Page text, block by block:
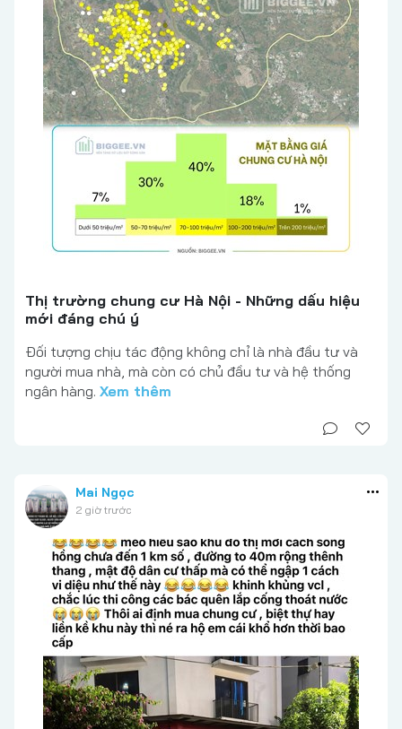
Thị trường chung cư Hà Nội - Những dấu hiệu
mới đáng chú ý
Đối tượng chịu tác động không chỉ là nhà đầu tư và
người mua nhà, mà còn có chủ đầu tư và hệ thống
ngân hàng. Xem thêm
Mai Ngọc
2 giờ trước